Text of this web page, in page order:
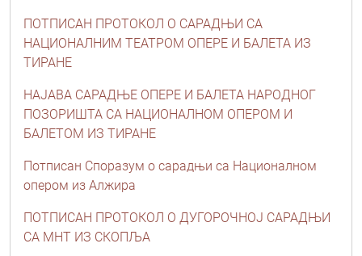
ПОТПИСАН ПРОТОКОЛ О САРАДЊИ СА
НАЦИОНАЛНИМ ТЕАТРОМ ОПЕРЕ И БАЛЕТА ИЗ
ТИРАНЕ
НАЈАВА САРАДЊЕ ОПЕРЕ И БАЛЕТА НАРОДНОГ
ПОЗОРИШТА СА НАЦИОНАЛНОМ ОПЕРОМ И
БАЛЕТОМ ИЗ ТИРАНЕ
Потписан Споразум о сарадњи са Националном
опером из Алжира
ПОТПИСАН ПРОТОКОЛ О ДУГОРОЧНОЈ САРАДЊИ
СА МНТ ИЗ СКОПЉА